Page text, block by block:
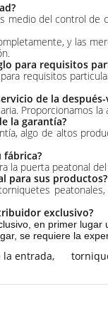
medio del control de
y las
para requisitos
requisitos
de la
Proporcionamos
la garantía?
algo de altos
fábrica?
la puerta peatonal
para sus productos?
exclusivo?
en primer lugar
se requiere la
entrada,